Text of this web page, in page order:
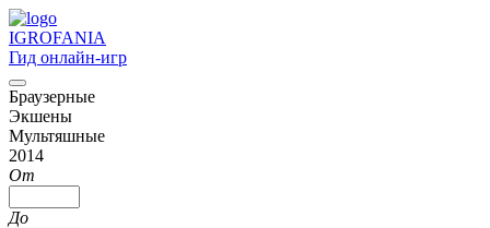
IGROFANIA
Гид онлайн-игр
Браузерные
Экшены
Мультяшные
2014
От
До